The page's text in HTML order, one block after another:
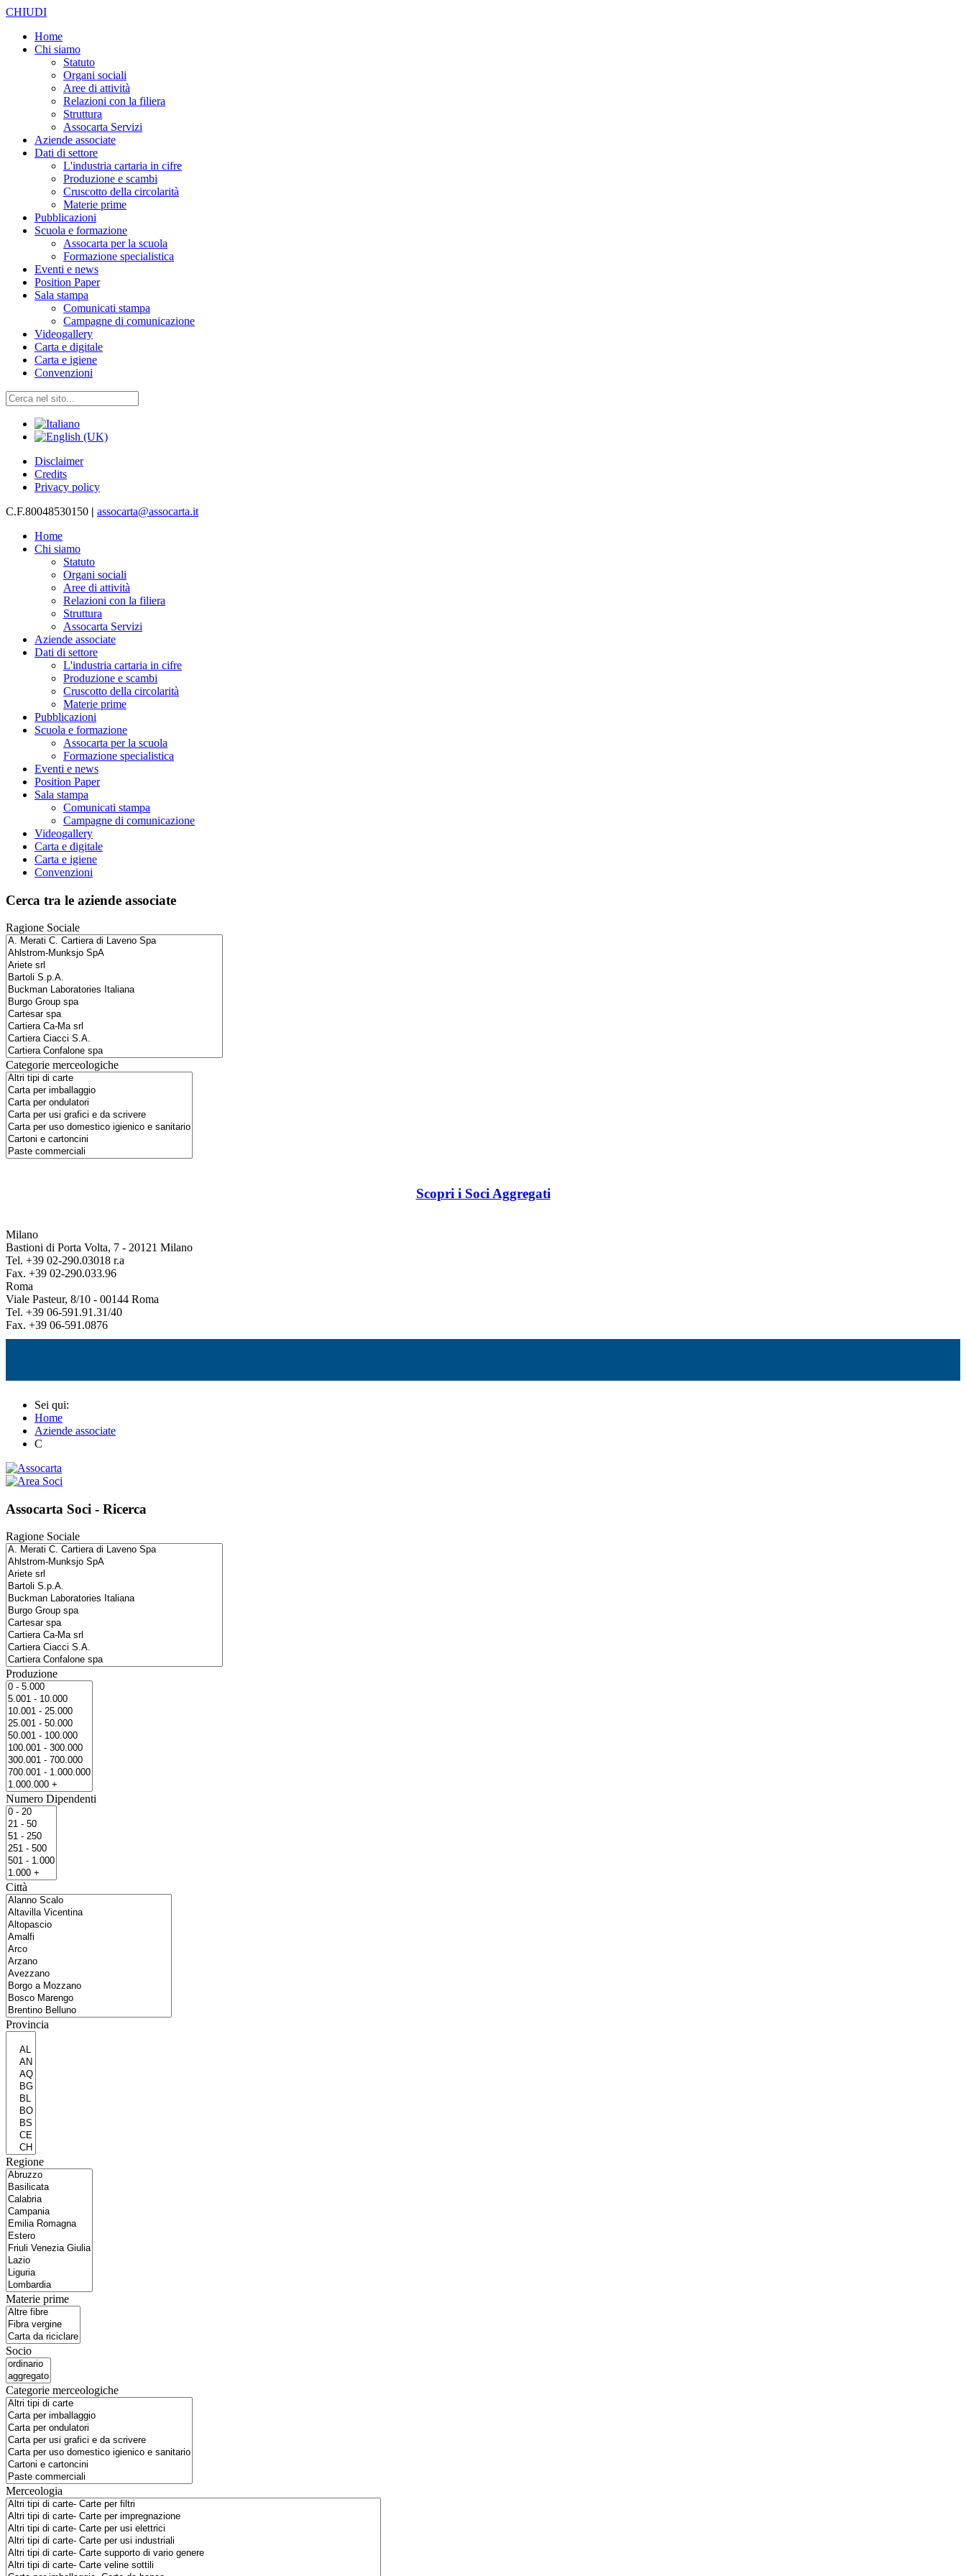
CHIUDI
Home
Chi siamo
Statuto
Organi sociali
Aree di attività
Relazioni con la filiera
Struttura
Assocarta Servizi
Aziende associate
Dati di settore
L'industria cartaria in cifre
Produzione e scambi
Cruscotto della circolarità
Materie prime
Pubblicazioni
Scuola e formazione
Assocarta per la scuola
Formazione specialistica
Eventi e news
Position Paper
Sala stampa
Comunicati stampa
Campagne di comunicazione
Videogallery
Carta e digitale
Carta e igiene
Convenzioni
Disclaimer
Credits
Privacy policy
C.F.80048530150 | assocarta@assocarta.it
Home
Chi siamo
Statuto
Organi sociali
Aree di attività
Relazioni con la filiera
Struttura
Assocarta Servizi
Aziende associate
Dati di settore
L'industria cartaria in cifre
Produzione e scambi
Cruscotto della circolarità
Materie prime
Pubblicazioni
Scuola e formazione
Assocarta per la scuola
Formazione specialistica
Eventi e news
Position Paper
Sala stampa
Comunicati stampa
Campagne di comunicazione
Videogallery
Carta e digitale
Carta e igiene
Convenzioni
Cerca tra le aziende associate
Ragione Sociale
Categorie merceologiche
Scopri i Soci Aggregati
Milano
Bastioni di Porta Volta, 7 - 20121 Milano
Tel. +39 02-290.03018 r.a
Fax. +39 02-290.033.96
Roma
Viale Pasteur, 8/10 - 00144 Roma
Tel. +39 06-591.91.31/40
Fax. +39 06-591.0876
Sei qui:
Home
Aziende associate
C
Assocarta Soci - Ricerca
Ragione Sociale
Produzione
Numero Dipendenti
Città
Provincia
Regione
Materie prime
Socio
Categorie merceologiche
Merceologia